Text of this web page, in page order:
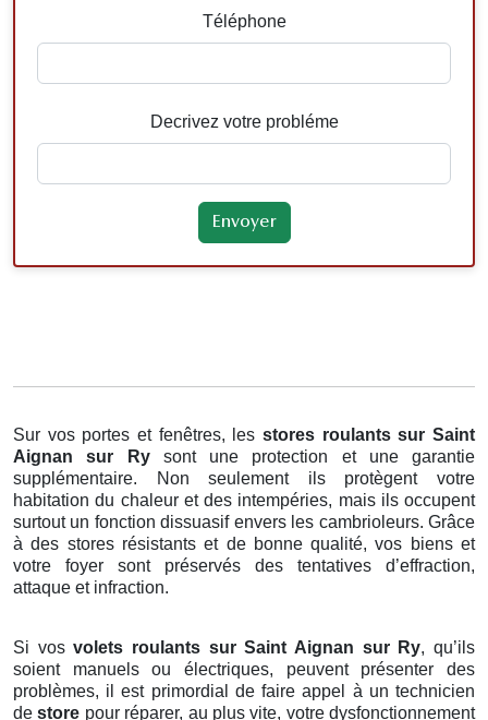
Téléphone
Decrivez votre probléme
Sur vos portes et fenêtres, les stores roulants sur Saint
Aignan sur Ry sont une protection et une garantie
supplémentaire. Non seulement ils protègent votre
habitation du chaleur et des intempéries, mais ils occupent
surtout un fonction dissuasif envers les cambrioleurs. Grâce
à des stores résistants et de bonne qualité, vos biens et
votre foyer sont préservés des tentatives d’effraction,
attaque et infraction.
Si vosvolets roulants sur Saint Aignan sur Ry, qu’ils
soient manuels ou électriques, peuvent présenter des
problèmes, il est primordial de faire appel à un technicien
destore pour réparer, au plus vite, votre dysfonctionnement